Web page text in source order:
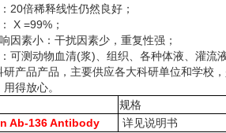
20倍稀释线性仍然良好；
X =99%；
因素小：干扰因素少，重复性强；
可测动物血清(浆)、组织、各种体液、灌流
研产品产品，主要供应各大科研单位和学校
得放心。
规格
Ab-136 Antibody
详见说明书